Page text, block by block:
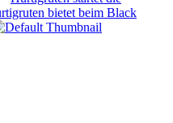
bietet beim Black